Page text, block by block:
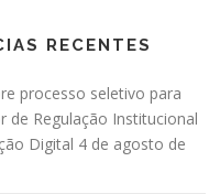
RECENTES
processo seletivo para
de Regulação Institucional
Digital 4 de agosto de